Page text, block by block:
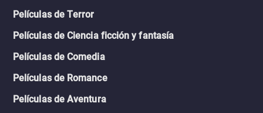
Películas de Terror
Películas de Ciencia ficción y fantasía
Películas de Comedia
Películas de Romance
Películas de Aventura